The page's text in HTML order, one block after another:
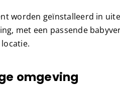
worden geïnstalleerd in
met een passende
omgeving